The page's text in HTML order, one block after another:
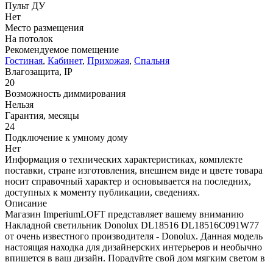
Пульт ДУ
Нет
Место размещения
На потолок
Рекомендуемое помещение
Гостиная, Кабинет, Прихожая, Спальня
Влагозащита, IP
20
Возможность диммирования
Нельзя
Гарантия, месяцы
24
Подключение к умному дому
Нет
Информация о технических характеристиках, комплекте
поставки, стране изготовления, внешнем виде и цвете товара
носит справочный характер и основывается на последних,
доступных к моменту публикации, сведениях.
Описание
Магазин ImperiumLOFT представляет вашему вниманию
Накладной светильник Donolux DL18516 DL18516C091W77
от очень известного производителя - Donolux. Данная модель
настоящая находка для дизайнерских интерьеров и необычно
впишется в ваш дизайн. Порадуйте свой дом мягким светом в